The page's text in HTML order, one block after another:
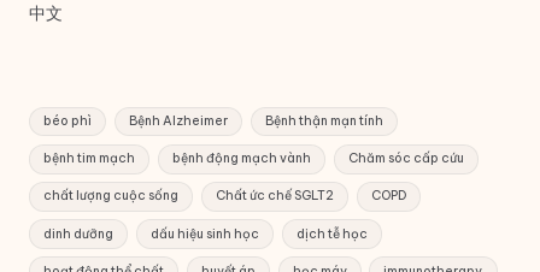
中文
béo phì Bệnh Alzheimer Bệnh thận mạn tính
bệnh tim mạch bệnh động mạch vành Chăm sóc cấp cứu
chất lượng cuộc sống Chất ức chế SGLT2 COPD
dinh dưỡng dấu hiệu sinh học dịch tễ học